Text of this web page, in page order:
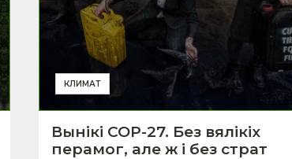
КЛИМАТ
Вынікі COP-27. Без вялікіх
перамог, але ж і без страт